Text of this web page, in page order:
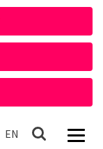
EN In English
Haku